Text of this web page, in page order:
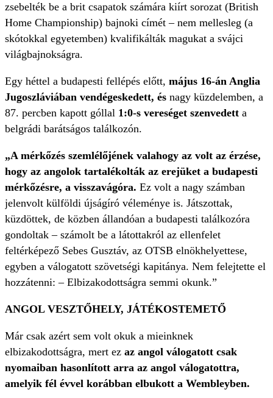
zsebelték be a brit csapatok számára kiírt sorozat (British
Home Championship) bajnoki címét – nem mellesleg (a
skótokkal egyetemben) kvalifikálták magukat a svájci
világbajnokságra.
Egy héttel a budapesti fellépés előtt, május 16-án Anglia
Jugoszláviában vendégeskedett, és nagy küzdelemben, a
87. percben kapott góllal 1:0-s vereséget szenvedett a
belgrádi barátságos találkozón.
„A mérkőzés szemlélőjének valahogy az volt az érzése,
hogy az angolok tartalékolták az erejüket a budapesti
mérkőzésre, a visszavágóra. Ez volt a nagy számban
jelenvolt külföldi újságíró véleménye is. Játszottak,
küzdöttek, de közben állandóan a budapesti találkozóra
gondoltak – számolt be a látottakról az ellenfelet
feltérképező Sebes Gusztáv, az OTSB elnökhelyettese,
egyben a válogatott szövetségi kapitánya. Nem felejtette el
hozzátenni: – Elbizakodottságra semmi okunk.”
ANGOL VESZTŐHELY, JÁTÉKOSTEMETŐ
Már csak azért sem volt okuk a mieinknek
elbizakodottságra, mert ez az angol válogatott csak
nyomaiban hasonlított arra az angol válogatottra,
amelyik fél évvel korábban elbukott a Wembleyben.